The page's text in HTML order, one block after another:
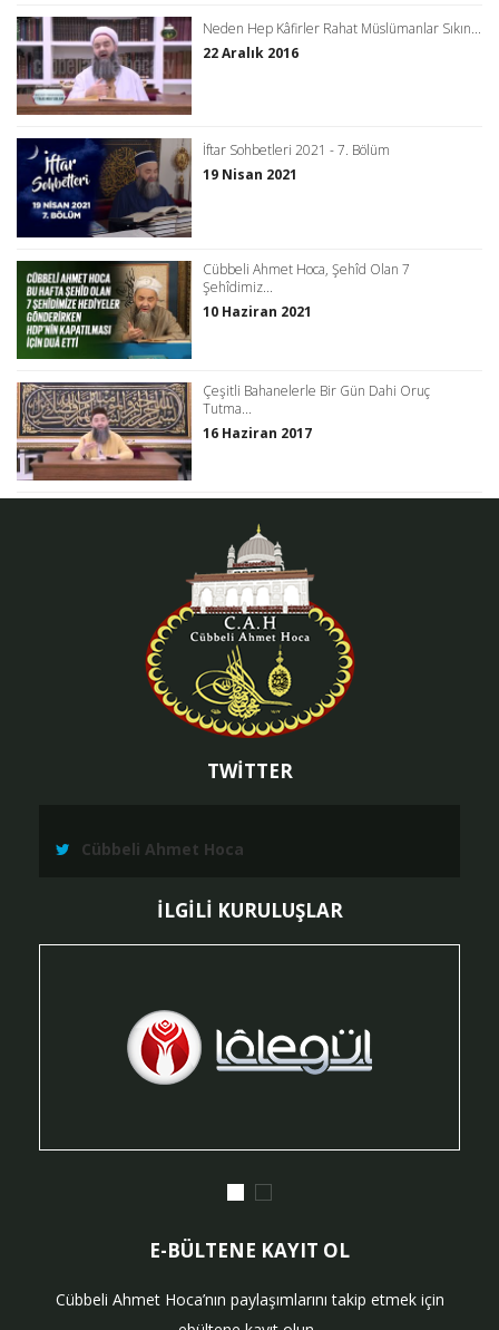
Neden Hep Kâfirler Rahat Müslümanlar Sıkın...
22 Aralık 2016
İftar Sohbetleri 2021 - 7. Bölüm
19 Nisan 2021
Cübbeli Ahmet Hoca, Şehîd Olan 7
Şehîdimiz...
10 Haziran 2021
Çeşitli Bahanelerle Bir Gün Dahi Oruç
Tutma...
16 Haziran 2017
TWİTTER
Cübbeli Ahmet Hoca
İLGİLİ KURULUŞLAR
E-BÜLTENE KAYIT OL
Cübbeli Ahmet Hoca’nın paylaşımlarını takip etmek için